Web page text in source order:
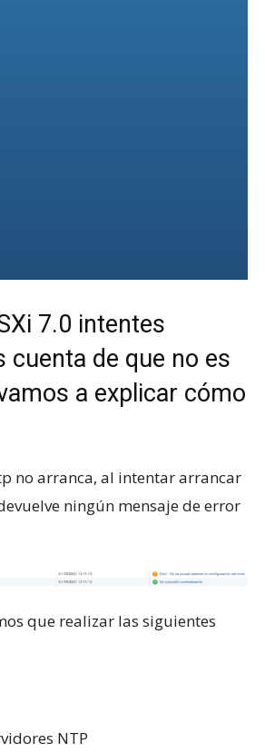
7.0 intentes
cuenta de que no es
a explicar cómo
no arranca, al intentar arrancar
ningún mensaje de error
que realizar las siguientes
NTP